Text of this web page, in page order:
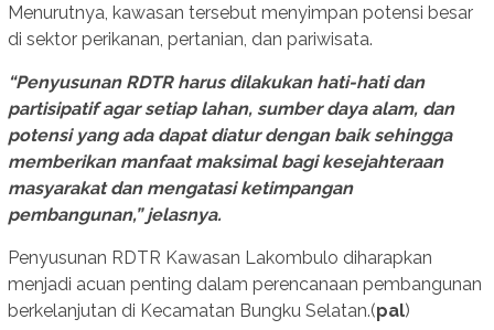
Menurutnya, kawasan tersebut menyimpan potensi besar
di sektor perikanan, pertanian, dan pariwisata.
“Penyusunan RDTR harus dilakukan hati-hati dan
partisipatif agar setiap lahan, sumber daya alam, dan
potensi yang ada dapat diatur dengan baik sehingga
memberikan manfaat maksimal bagi kesejahteraan
masyarakat dan mengatasi ketimpangan
pembangunan,” jelasnya.
Penyusunan RDTR Kawasan Lakombulo diharapkan
menjadi acuan penting dalam perencanaan pembangunan
berkelanjutan di Kecamatan Bungku Selatan.(pal)